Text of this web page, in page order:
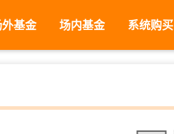
基金 场内基金 系统购买